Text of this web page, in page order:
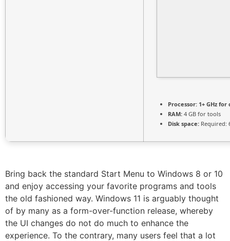
Processor: 1+ GHz for
RAM: 4 GB for tools
Disk space: Required:
Bring back the standard Start Menu to Windows 8 or 10
and enjoy accessing your favorite programs and tools
the old fashioned way. Windows 11 is arguably thought
of by many as a form-over-function release, whereby
the UI changes do not do much to enhance the
experience. To the contrary, many users feel that a lot